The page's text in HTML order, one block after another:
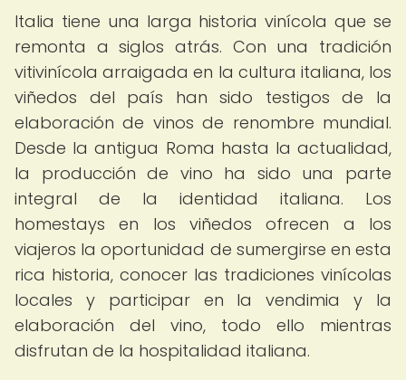
Italia tiene una larga historia vinícola que se
remonta a siglos atrás. Con una tradición
vitivinícola arraigada en la cultura italiana, los
viñedos del país han sido testigos de la
elaboración de vinos de renombre mundial.
Desde la antigua Roma hasta la actualidad,
la producción de vino ha sido una parte
integral de la identidad italiana. Los
homestays en los viñedos ofrecen a los
viajeros la oportunidad de sumergirse en esta
rica historia, conocer las tradiciones vinícolas
locales y participar en la vendimia y la
elaboración del vino, todo ello mientras
disfrutan de la hospitalidad italiana.